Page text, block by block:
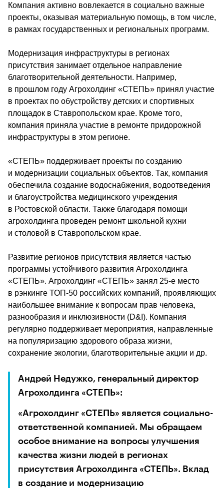
Компания активно вовлекается в социально важные
проекты, оказывая материальную помощь, в том числе,
в рамках государственных и региональных программ.
Модернизация инфраструктуры в регионах
присутствия занимает отдельное направление
благотворительной деятельности. Например,
в прошлом году Агрохолдинг «СТЕПЬ» принял участие
в проектах по обустройству детских и спортивных
площадок в Ставропольском крае. Кроме того,
компания приняла участие в ремонте придорожной
инфраструктуры в этом регионе.
«СТЕПЬ» поддерживает проекты по созданию
и модернизации социальных объектов. Так, компания
обеспечила создание водоснабжения, водоотведения
и благоустройства медицинского учреждения
в Ростовской области. Также благодаря помощи
агрохолдинга проведен ремонт школьной кухни
и столовой в Ставропольском крае.
Развитие регионов присутствия является частью
программы устойчивого развития Агрохолдинга
«СТЕПЬ». Агрохолдинг «СТЕПЬ» занял 25-е место
в рэнкинге ТОП-50 российских компаний, проявляющих
наибольшее внимание к вопросам прав человека,
разнообразия и инклюзивности (D&I). Компания
регулярно поддерживает мероприятия, направленные
на популяризацию здорового образа жизни,
сохранение экологии, благотворительные акции и др.
Андрей Недужко, генеральный директор
Агрохолдинга «СТЕПЬ»:
«Агрохолдинг «СТЕПЬ» является социально-
ответственной компанией. Мы обращаем
особое внимание на вопросы улучшения
качества жизни людей в регионах
присутствия Агрохолдинга «СТЕПЬ». Вклад
в создание и модернизацию